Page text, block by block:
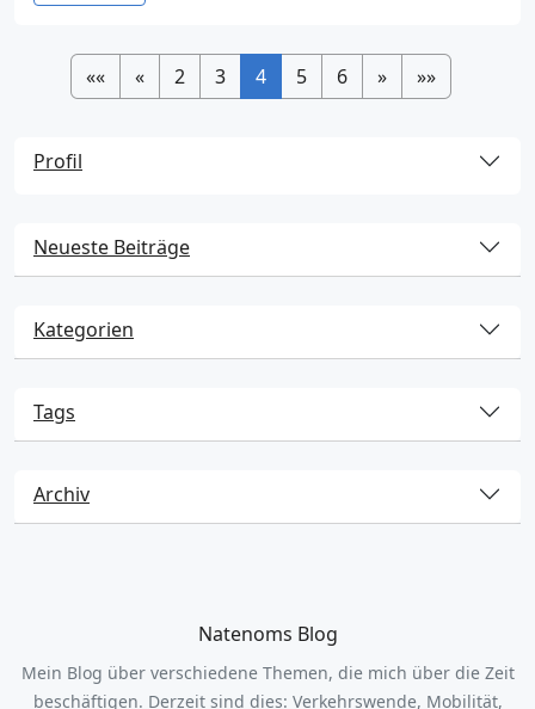
«« « 2 3 4 5 6 » »»
Profil
Neueste Beiträge
Kategorien
Tags
Archiv
Natenoms Blog
Mein Blog über verschiedene Themen, die mich über die Zeit
beschäftigen. Derzeit sind dies: Verkehrswende, Mobilität,